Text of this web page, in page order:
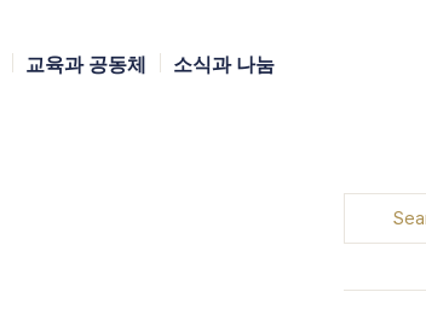
교육과 공동체 소식과 나눔